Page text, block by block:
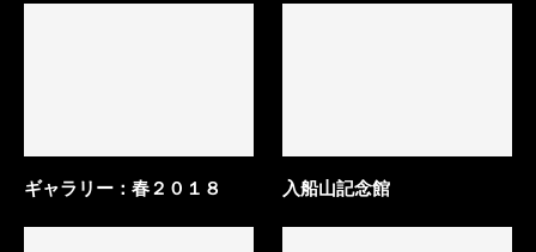
ギャラリー：春２０１８ 入船山記念館